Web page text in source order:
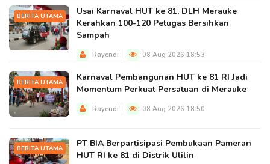
BERITA UTAMA
Usai Karnaval HUT ke 81, DLH Merauke
Kerahkan 100-120 Petugas Bersihkan
Sampah
Rayendi 08 Aug 2026 18:53
BERITA UTAMA
Karnaval Pembangunan HUT ke 81 RI Jadi
Momentum Perkuat Persatuan di Merauke
Rayendi 08 Aug 2026 18:50
BERITA UTAMA
PT BIA Berpartisipasi Pembukaan Pameran
HUT RI ke 81 di Distrik Ulilin